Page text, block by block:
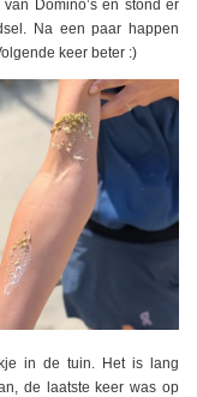
Domino’s en stond er
Na een paar happen
keer beter :)
in de tuin. Het is lang
de laatste keer was op